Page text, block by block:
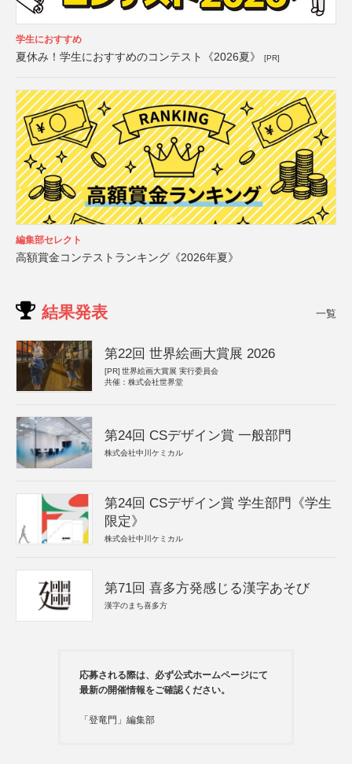
学生におすすめ
夏休み！学生におすすめのコンテスト《2026夏》 [PR]
編集部セレクト
高額賞金コンテストランキング《2026年夏》
結果発表 一覧
第22回 世界絵画大賞展 2026
[PR] 世界絵画大賞展 実行委員会
共催：株式会社世界堂
第24回 CSデザイン賞 一般部門
株式会社中川ケミカル
第24回 CSデザイン賞 学生部門《学生
限定》
株式会社中川ケミカル
第71回 喜多方発感じる漢字あそび
漢字のまち喜多方
応募される際は、必ず公式ホームページにて
最新の開催情報をご確認ください。
「登竜門」編集部